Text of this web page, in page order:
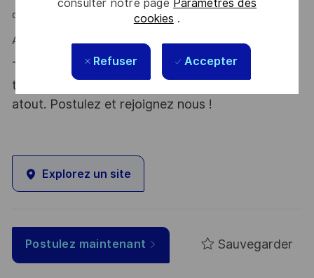
consulter notre page Paramètres des
cookies .
Refuser Accepter
communication sont des atouts que l'on vous reconnait ?
Alors ce poste est fait pour vous !
Thales, entreprise Handi-Engagée, reconnait
tous les talents. La diversité est notre meilleur
atout. Postulez et rejoignez nous !
Explorez un site
Postulez maintenant Sauvegarder